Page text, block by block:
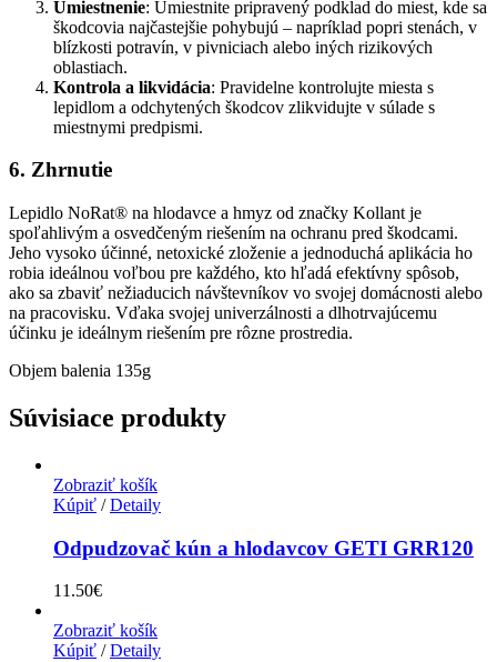
Umiestnenie: Umiestnite pripravený podklad do miest, kde sa
škodcovia najčastejšie pohybujú – napríklad popri stenách, v
blízkosti potravín, v pivniciach alebo iných rizikových
oblastiach.
Kontrola a likvidácia: Pravidelne kontrolujte miesta s
lepidlom a odchytených škodcov zlikvidujte v súlade s
miestnymi predpismi.
6. Zhrnutie
Lepidlo NoRat® na hlodavce a hmyz od značky Kollant je
spoľahlivým a osvedčeným riešením na ochranu pred škodcami.
Jeho vysoko účinné, netoxické zloženie a jednoduchá aplikácia ho
robia ideálnou voľbou pre každého, kto hľadá efektívny spôsob,
ako sa zbaviť nežiaducich návštevníkov vo svojej domácnosti alebo
na pracovisku. Vďaka svojej univerzálnosti a dlhotrvajúcemu
účinku je ideálnym riešením pre rôzne prostredia.
Objem balenia 135g
Súvisiace produkty
Zobraziť košík
Kúpiť / Detaily
Odpudzovač kún a hlodavcov GETI GRR120
11.50€
Zobraziť košík
Kúpiť / Detaily